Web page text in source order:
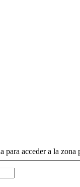
para acceder a la zona